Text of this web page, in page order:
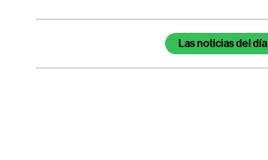
Temas de este artículoLas noticias del día